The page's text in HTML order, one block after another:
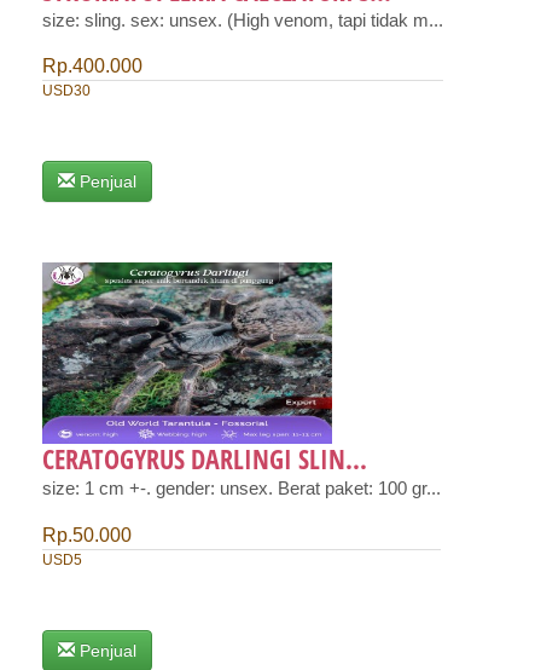
size: sling. sex: unsex. (High venom, tapi tidak m...
Rp.400.000
USD30
Penjual
CERATOGYRUS DARLINGI SLIN...
size: 1 cm +-. gender: unsex. Berat paket: 100 gr...
Rp.50.000
USD5
Penjual